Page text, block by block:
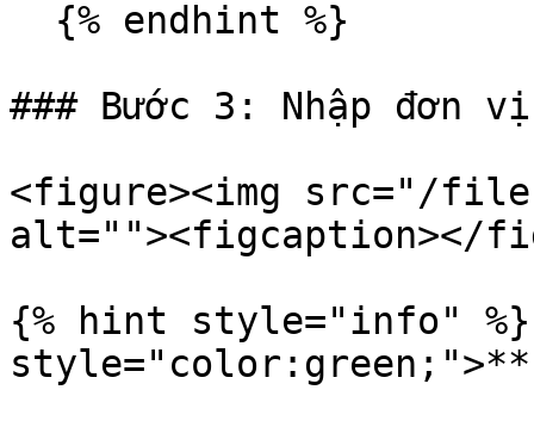
### Bước 3: Nhập đơn vị
<figure><img src="/files/
alt=""><figcaption></
{% hint style="info" %}